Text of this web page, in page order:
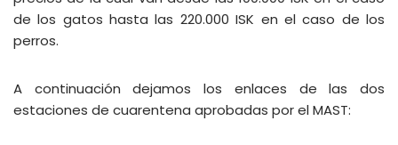
de los gatos hasta las 220.000 ISK en el caso de los
perros.
A continuación dejamos los enlaces de las dos
estaciones de cuarentena aprobadas por el MAST: